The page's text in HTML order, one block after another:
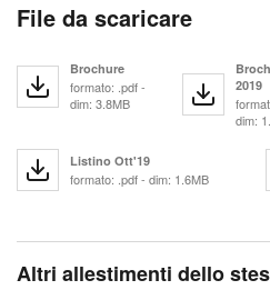
File da scaricare
Brochure
formato: .pdf -
dim: 3.8MB
2019
dim:
Listino Ott'19
formato: .pdf - dim: 1.6MB
Altri allestimenti dello